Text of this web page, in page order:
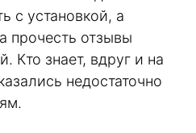
с установкой, а
прочесть отзывы
Кто знает, вдруг и на
недостаточно